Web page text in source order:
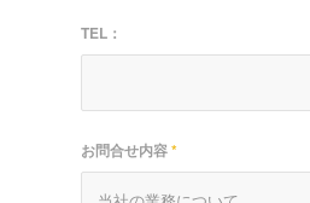
TEL：
お問合せ内容*